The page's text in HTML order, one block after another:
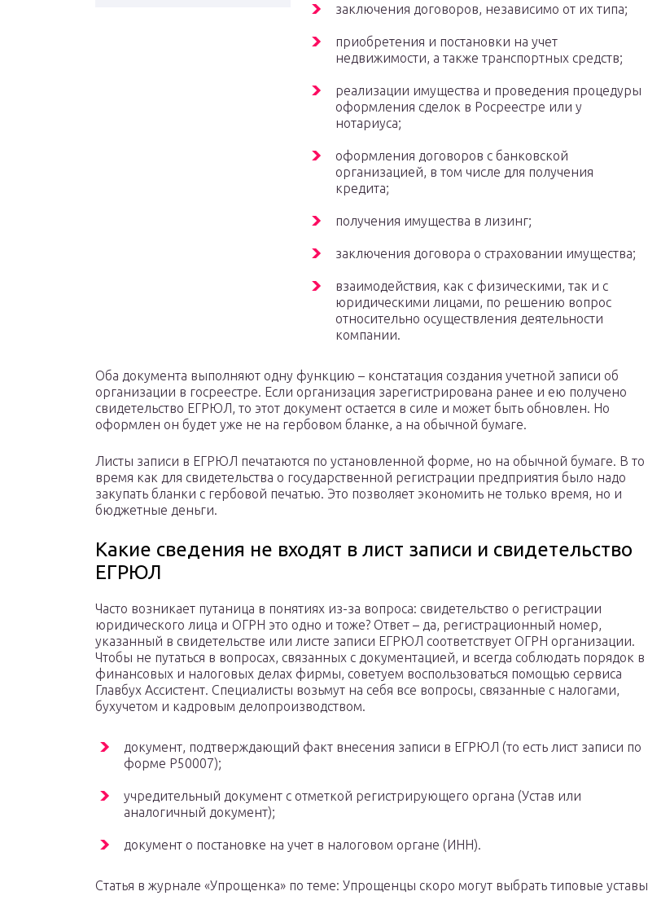
заключения договоров, независимо от их типа;
приобретения и постановки на учет
недвижимости, а также транспортных средств;
реализации имущества и проведения процедуры
оформления сделок в Росреестре или у
нотариуса;
оформления договоров с банковской
организацией, в том числе для получения
кредита;
получения имущества в лизинг;
заключения договора о страховании имущества;
взаимодействия, как с физическими, так и с
юридическими лицами, по решению вопрос
относительно осуществления деятельности
компании.
Оба документа выполняют одну функцию – констатация создания учетной записи об
организации в госреестре. Если организация зарегистрирована ранее и ею получено
свидетельство ЕГРЮЛ, то этот документ остается в силе и может быть обновлен. Но
оформлен он будет уже не на гербовом бланке, а на обычной бумаге.
Листы записи в ЕГРЮЛ печатаются по установленной форме, но на обычной бумаге. В то
время как для свидетельства о государственной регистрации предприятия было надо
закупать бланки с гербовой печатью. Это позволяет экономить не только время, но и
бюджетные деньги.
Какие сведения не входят в лист записи и свидетельство
ЕГРЮЛ
Часто возникает путаница в понятиях из-за вопроса: свидетельство о регистрации
юридического лица и ОГРН это одно и тоже? Ответ – да, регистрационный номер,
указанный в свидетельстве или листе записи ЕГРЮЛ соответствует ОГРН организации.
Чтобы не путаться в вопросах, связанных с документацией, и всегда соблюдать порядок в
финансовых и налоговых делах фирмы, советуем воспользоваться помощью сервиса
Главбух Ассистент. Специалисты возьмут на себя все вопросы, связанные с налогами,
бухучетом и кадровым делопроизводством.
документ, подтверждающий факт внесения записи в ЕГРЮЛ (то есть лист записи по
форме Р50007);
учредительный документ с отметкой регистрирующего органа (Устав или
аналогичный документ);
документ о постановке на учет в налоговом органе (ИНН).
Статья в журнале «Упрощенка» по теме: Упрощенцы скоро могут выбрать типовые уставы